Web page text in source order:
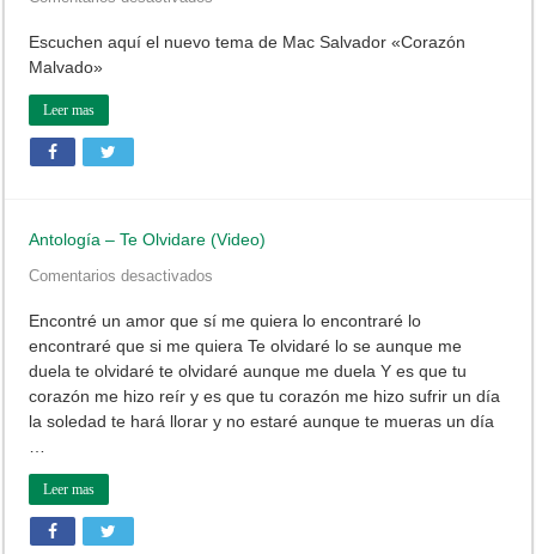
Salvador
–
Escuchen aquí el nuevo tema de Mac Salvador «Corazón
Malvado»
Leer mas
Antología – Te Olvidare (Video)
Comentarios desactivados
–
Te
Olvidare
(Video)
Encontré un amor que sí me quiera lo encontraré lo
encontraré que si me quiera Te olvidaré lo se aunque me
duela te olvidaré te olvidaré aunque me duela Y es que tu
corazón me hizo reír y es que tu corazón me hizo sufrir un día
la soledad te hará llorar y no estaré aunque te mueras un día
Leer mas